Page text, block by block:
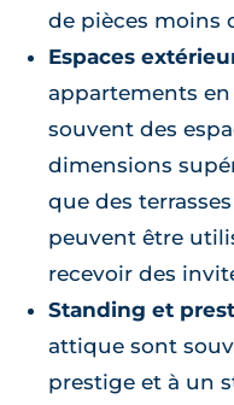
de pièces moins
Espaces
appartements
souvent des
dimensions
que des
peuvent être
recevoir des
Standing et
attique sont
prestige et à un